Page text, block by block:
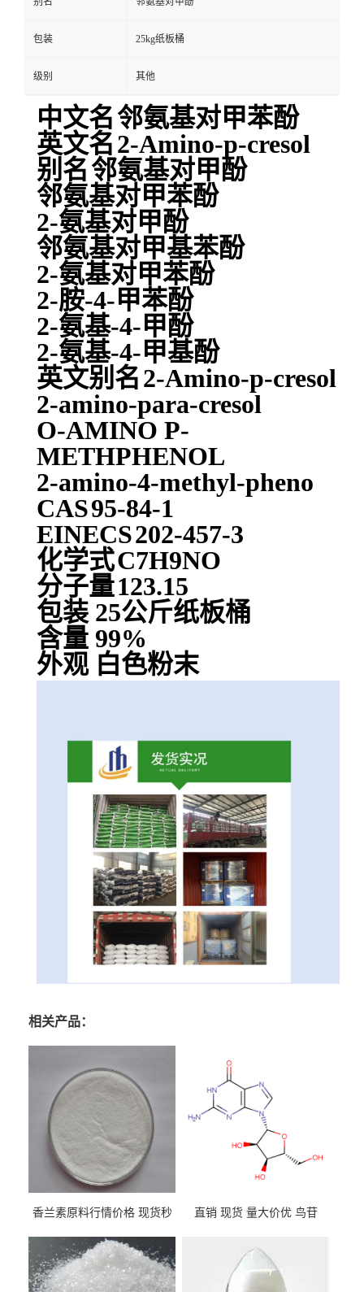
包装 25kg纸板桶
级别 其他
中文名邻氨基对甲苯酚
英文名2-Amino-p-cresol
别名邻氨基对甲酚
邻氨基对甲苯酚
2-氨基对甲酚
邻氨基对甲基苯酚
2-氨基对甲苯酚
2-胺-4-甲苯酚
2-氨基-4-甲酚
2-氨基-4-甲基酚
英文别名2-Amino-p-cresol
2-amino-para-cresol
O-AMINO P-
METHPHENOL
2-amino-4-methyl-pheno
CAS95-84-1
EINECS202-457-3
化学式C7H9NO
分子量123.15
包装 25公斤纸板桶
含量 99%
外观 白色粉末
相关产品：
香兰素原料行情价格 现货秒
直销 现货 量大价优 鸟苷